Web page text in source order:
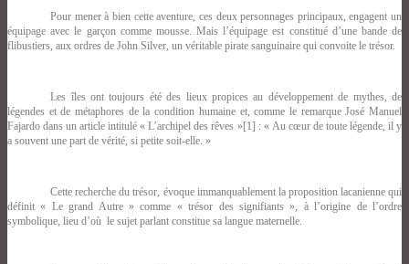
Pour mener à bien cette aventure, ces deux personnages principaux, engagent un
équipage avec le garçon comme mousse. Mais l’équipage est constitué d’une bande de
flibustiers, aux ordres de John Silver, un véritable pirate sanguinaire qui convoite le trésor.
Les îles ont toujours été des lieux propices au développement de mythes, de
légendes et de métaphores de la condition humaine et, comme le remarque José Manuel
Fajardo dans un article intitulé « L’archipel des rêves »[1] : « Au cœur de toute légende, il y
a souvent une part de vérité, si petite soit-elle. »
Cette recherche du trésor, évoque immanquablement la proposition lacanienne qui
définit « Le grand Autre » comme « trésor des signifiants », à l’origine de l’ordre
symbolique, lieu d’où le sujet parlant constitue sa langue maternelle.